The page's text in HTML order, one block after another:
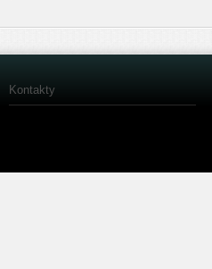
Kontakty